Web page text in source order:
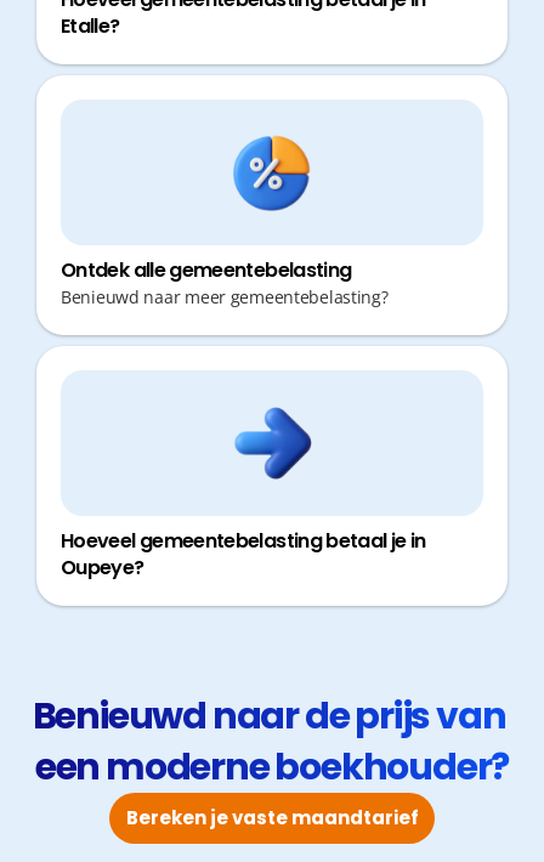
Etalle?
Ontdek alle gemeentebelasting
Benieuwd naar meer gemeentebelasting?
Hoeveel gemeentebelasting betaal je in
Oupeye?
Benieuwd naar de prijs van
een moderne boekhouder?
Bereken je vaste maandtarief